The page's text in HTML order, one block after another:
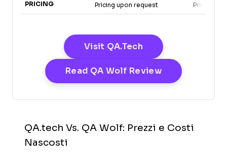
PRICING Pricing upon request Pricing
Visit QA.tech Opens New
Read QA Wolf ReviewOpens New
QA.tech Vs. QA Wolf: Prezzi e Costi
Nascosti